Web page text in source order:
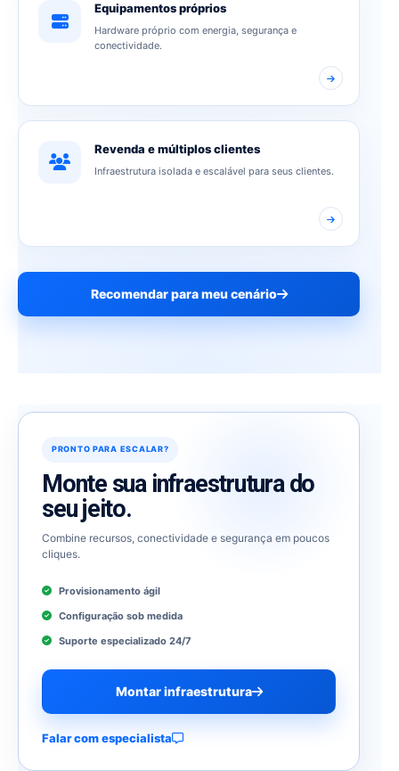
Equipamentos próprios
Hardware próprio com energia, segurança e
conectividade.
Revenda e múltiplos clientes
Infraestrutura isolada e escalável para seus clientes.
Recomendar para meu cenário
PRONTO PARA ESCALAR?
Monte sua infraestrutura do
seu jeito.
Combine recursos, conectividade e segurança em poucos
cliques.
Provisionamento ágil
Configuração sob medida
Suporte especializado 24/7
Montar infraestrutura
Falar com especialista